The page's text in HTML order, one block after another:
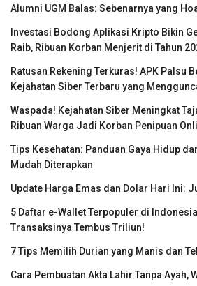
Alumni UGM Balas: Sebenarnya yang
Investasi Bodong Aplikasi Kripto Bikin
Raib, Ribuan Korban Menjerit di Tahun
Ratusan Rekening Terkuras! APK Palsu
Kejahatan Siber Terbaru yang
Waspada! Kejahatan Siber Meningkat
Ribuan Warga Jadi Korban Penipuan
Tips Kesehatan: Panduan Gaya Hidup
Mudah Diterapkan
Update Harga Emas dan Dolar Hari Ini:
5 Daftar e-Wallet Terpopuler di
Transaksinya Tembus Triliun!
7 Tips Memilih Durian yang Manis dan
Cara Pembuatan Akta Lahir Tanpa Ayah,